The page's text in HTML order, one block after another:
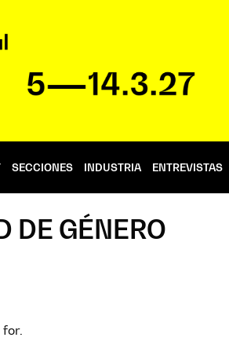
SECCIONES INDUSTRIA ENTREVISTAS
DE GÉNERO